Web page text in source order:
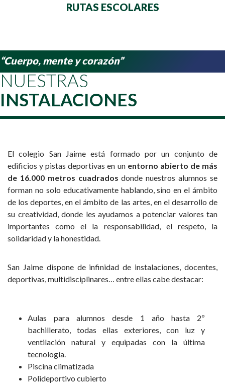
RUTAS ESCOLARES
“Cuerpo, mente y corazón”
NUESTRAS
INSTALACIONES
El colegio San Jaime está formado por un conjunto de
edificios y pistas deportivas en un entorno abierto de más
de 16.000 metros cuadrados donde nuestros alumnos se
forman no solo educativamente hablando, sino en el ámbito
de los deportes, en el ámbito de las artes, en el desarrollo de
su creatividad, donde les ayudamos a potenciar valores tan
importantes como el la responsabilidad, el respeto, la
solidaridad y la honestidad.
San Jaime dispone de infinidad de instalaciones, docentes,
deportivas, multidisciplinares… entre ellas cabe destacar:
Aulas para alumnos desde 1 año hasta 2º
bachillerato, todas ellas exteriores, con luz y
ventilación natural y equipadas con la última
tecnología.
Piscina climatizada
Polideportivo cubierto